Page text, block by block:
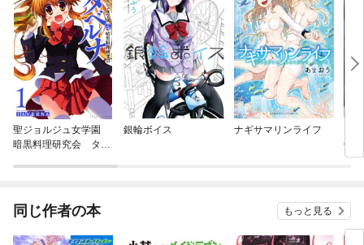
聖ジョルジュ女学園
暗黒料理研究会 タベ
銀輪ボイス ナギサマリンライフ
闢
同じ作者の本 もっと見る